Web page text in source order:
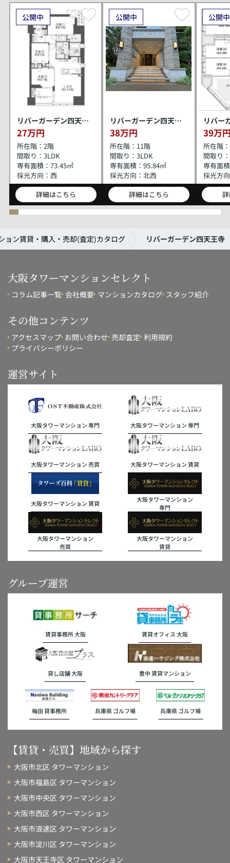
公開中
リバーガーデン四天王寺
27万円
所在階： 2階
間取り： 3LDK
専有面積： 73.45㎡
採光方向： 西
詳細はこちら
公開中
リバーガーデン四天王寺
38万円
所在階： 11階
間取り：3LDK
専有面積：95.84㎡
採光方向：北西
詳細はこちら
公開中
39万
所在階：
間取り：
専有面
採光方
ョン賃貸・購入・売却(査定)カタログ リバーガーデン四天王寺
大阪タワーマンションセレクト
コラム記事一覧 会社概要 マンションカタログ スタッフ紹介
その他コンテンツ
アクセスマップ お問い合わせ 売却査定 利用規約
プライバシーポリシー
運営サイト
大阪タワーマンション 専門 大阪タワーマンション 専門
大阪タワーマンション 売買 大阪タワーマンション 賃貸
大阪タワーマンション 賃貸
大阪タワーマンション
専門
大阪タワーマンション
売買
大阪タワーマンション
賃貸
グループ運営
賃貸事務所 大阪 賃貸オフィス 大阪
貸し店舗 大阪 豊中 賃貸マンション
梅田 貸事務所 兵庫県 ゴルフ場 兵庫県 ゴルフ場
【賃貸・売買】地域から探す
大阪市北区 タワーマンション
大阪市福島区 タワーマンション
大阪市中央区 タワーマンション
大阪市西区 タワーマンション
大阪市浪速区 タワーマンション
大阪市淀川区 タワーマンション
大阪市天王寺区 タワーマンション